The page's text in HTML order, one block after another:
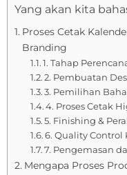
Yang akan kita
Proses Cetak
Branding
1. Tahap
2. Pembuatan
3. Pemilihan
4. Proses Cetak
5. Finishing &
6. Quality Control
7. Pengemasan
Mengapa Proses